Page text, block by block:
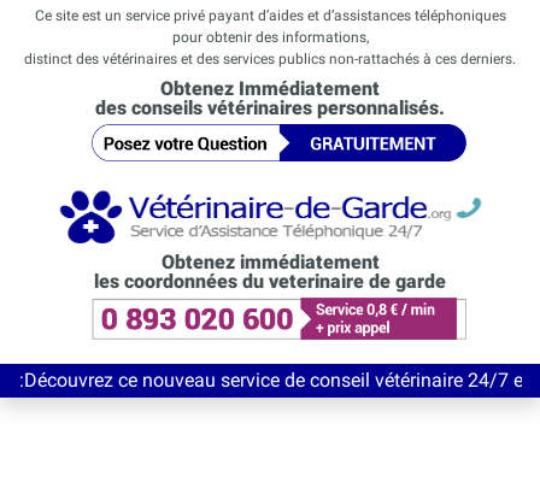
Ce site est un service privé payant d’aides et d’assistances téléphoniques
pour obtenir des informations,
distinct des vétérinaires et des services publics non-rattachés à ces derniers.
Obtenez Immédiatement
des conseils vétérinaires personnalisés.
Obtenez immédiatement
les coordonnées du veterinaire de garde
ce nouveau service de conseil vétérinaire 24/7